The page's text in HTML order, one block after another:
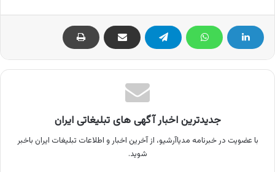
جدیدترین اخبار آگهی های تبلیغاتی ایران
با عضویت در خبرنامه مدیاآرشیو، از آخرین اخبار و اطلاعات تبلیغات ایران باخبر
شوید.